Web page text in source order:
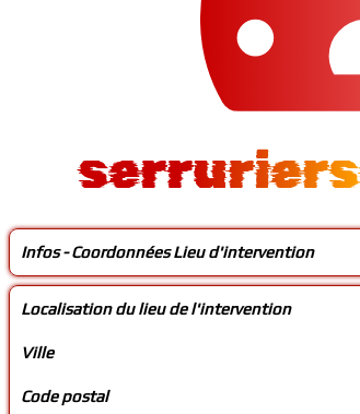
Infos - Coordonnées Lieu d'intervention
Localisation du lieu de l'intervention
Ville
Code postal